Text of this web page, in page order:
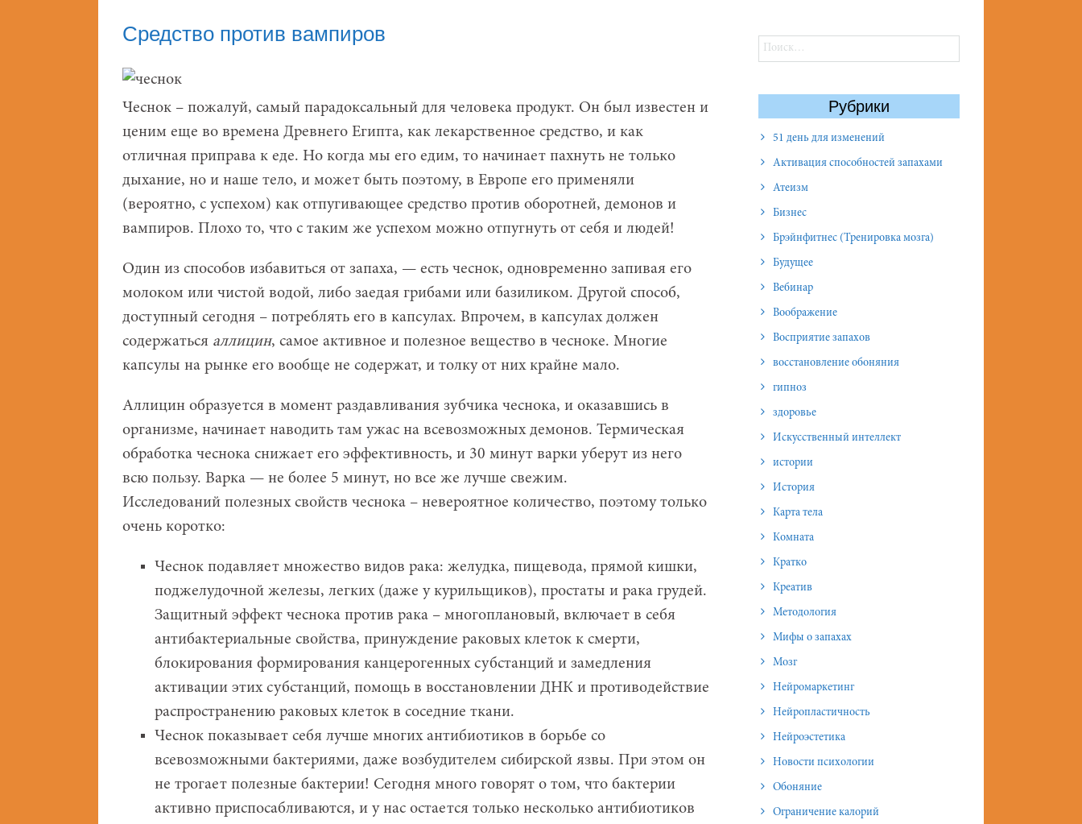
Средство против вампиров
Чеснок – пожалуй, самый парадоксальный для человека продукт. Он был известен и
ценим еще во времена Древнего Египта, как лекарственное средство, и как
отличная приправа к еде. Но когда мы его едим, то начинает пахнуть не только
дыхание, но и наше тело, и может быть поэтому, в Европе его применяли
(вероятно, с успехом) как отпугивающее средство против оборотней, демонов и
вампиров. Плохо то, что с таким же успехом можно отпугнуть от себя и людей!
Один из способов избавиться от запаха, — есть чеснок, одновременно запивая его
молоком или чистой водой, либо заедая грибами или базиликом. Другой способ,
доступный сегодня – потреблять его в капсулах. Впрочем, в капсулах должен
содержаться аллицин, самое активное и полезное вещество в чесноке. Многие
капсулы на рынке его вообще не содержат, и толку от них крайне мало.
Аллицин образуется в момент раздавливания зубчика чеснока, и оказавшись в
организме, начинает наводить там ужас на всевозможных демонов. Термическая
обработка чеснока снижает его эффективность, и 30 минут варки уберут из него
всю пользу. Варка — не более 5 минут, но все же лучше свежим.
Исследований полезных свойств чеснока – невероятное количество, поэтому только
очень коротко:
Чеснок подавляет множество видов рака: желудка, пищевода, прямой кишки,
поджелудочной железы, легких (даже у курильщиков), простаты и рака грудей.
Защитный эффект чеcнока против рака – многоплановый, включает в себя
антибактериальные свойства, принуждение раковых клеток к смерти,
блокирования формирования канцерогенных субстанций и замедления
активации этих субстанций, помощь в восстановлении ДНК и противодействие
распространению раковых клеток в соседние ткани.
Чеснок показывает себя лучше многих антибиотиков в борьбе со
всевозможными бактериями, даже возбудителем сибирской язвы. При этом он
не трогает полезные бактерии! Сегодня много говорят о том, что бактерии
активно приспосабливаются, и у нас остается только несколько антибиотиков
Найти:
Рубрики
51 день для изменений
Активация способностей запахами
Атеизм
Бизнес
Брэйнфитнес (Тренировка мозга)
Будущее
Вебинар
Воображение
Восприятие запахов
восстановление обоняния
гипноз
здоровье
Искусственный интеллект
истории
История
Карта тела
Комната
Кратко
Креатив
Методология
Мифы о запахах
Мозг
Нейромаркетинг
Нейропластичность
Нейроэстетика
Новости психологии
Обоняние
Ограничение калорий